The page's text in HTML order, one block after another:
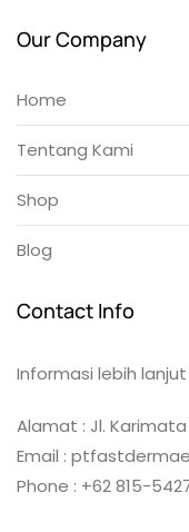
Our Company
Home
Tentang Kami
Shop
Blog
Contact Info
Informasi lebih lanjut
Alamat : Jl.
Email :
Phone : +62 815-